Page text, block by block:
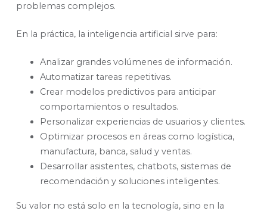
problemas complejos.
En la práctica, la inteligencia artificial sirve para:
Analizar grandes volúmenes de información.
Automatizar tareas repetitivas.
Crear modelos predictivos para anticipar
comportamientos o resultados.
Personalizar experiencias de usuarios y clientes.
Optimizar procesos en áreas como logística,
manufactura, banca, salud y ventas.
Desarrollar asistentes, chatbots, sistemas de
recomendación y soluciones inteligentes.
Su valor no está solo en la tecnología, sino en la